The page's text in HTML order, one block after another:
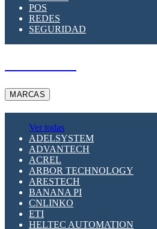
POS
REDES
SEGURIDAD
MARCAS
Ver todas
ADELSYSTEM
ADVANTECH
ACREL
ARBOR TECHNOLOGY
ARESTECH
BANANA PI
CNLINKO
ETI
HELTEC AUTOMATION